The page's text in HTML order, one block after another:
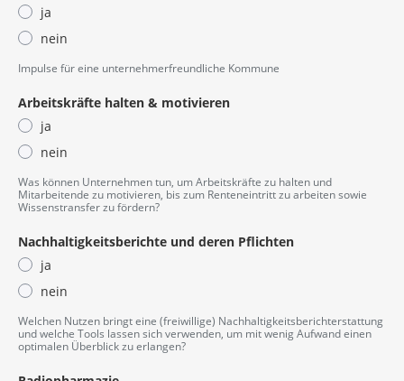
ja
nein
Impulse für eine unternehmerfreundliche Kommune
Arbeitskräfte halten & motivieren
ja
nein
Was können Unternehmen tun, um Arbeitskräfte zu halten und
Mitarbeitende zu motivieren, bis zum Renteneintritt zu arbeiten sowie
Wissenstransfer zu fördern?
Nachhaltigkeitsberichte und deren Pflichten
ja
nein
Welchen Nutzen bringt eine (freiwillige) Nachhaltigkeitsberichterstattung
und welche Tools lassen sich verwenden, um mit wenig Aufwand einen
optimalen Überblick zu erlangen?